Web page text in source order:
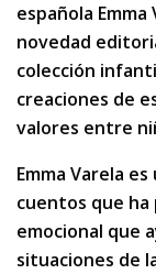
española Emma
novedad
colección
creaciones de
valores entre
Emma Varela
cuentos que
emocional que
situaciones de